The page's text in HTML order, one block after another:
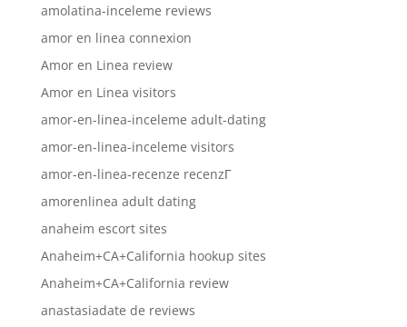
amolatina-inceleme reviews
amor en linea connexion
Amor en Linea review
Amor en Linea visitors
amor-en-linea-inceleme adult-dating
amor-en-linea-inceleme visitors
amor-en-linea-recenze recenzГ­
amorenlinea adult dating
anaheim escort sites
Anaheim+CA+California hookup sites
Anaheim+CA+California review
anastasiadate de reviews